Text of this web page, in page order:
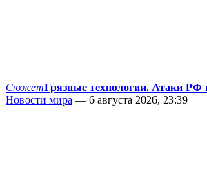
СюжетГрязные технологии. Атаки
Новости мира — 6 августа 2026, 23:39